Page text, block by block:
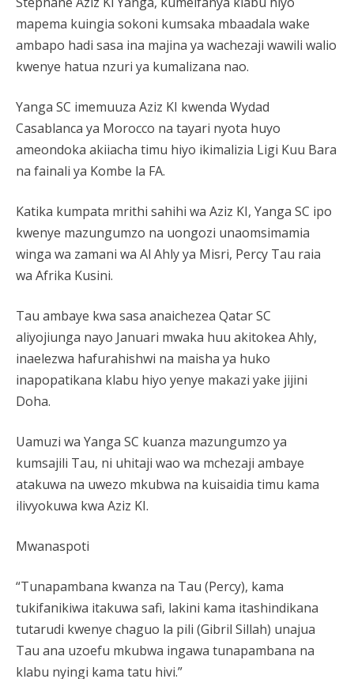
mapema kuingia sokoni kumsaka mbaadala wake
ambapo hadi sasa ina majina ya wachezaji wawili walio
kwenye hatua nzuri ya kumalizana nao.
Yanga SC imemuuza Aziz KI kwenda Wydad
Casablanca ya Morocco na tayari nyota huyo
ameondoka akiiacha timu hiyo ikimalizia Ligi Kuu Bara
na fainali ya Kombe la FA.
Katika kumpata mrithi sahihi wa Aziz KI, Yanga SC ipo
kwenye mazungumzo na uongozi unaomsimamia
winga wa zamani wa Al Ahly ya Misri, Percy Tau raia
wa Afrika Kusini.
Tau ambaye kwa sasa anaichezea Qatar SC
aliyojiunga nayo Januari mwaka huu akitokea Ahly,
inaelezwa hafurahishwi na maisha ya huko
inapopatikana klabu hiyo yenye makazi yake jijini
Doha.
Uamuzi wa Yanga SC kuanza mazungumzo ya
kumsajili Tau, ni uhitaji wao wa mchezaji ambaye
atakuwa na uwezo mkubwa na kuisaidia timu kama
ilivyokuwa kwa Aziz KI.
Mwanaspoti
“Tunapambana kwanza na Tau (Percy), kama
tukifanikiwa itakuwa safi, lakini kama itashindikana
tutarudi kwenye chaguo la pili (Gibril Sillah) unajua
Tau ana uzoefu mkubwa ingawa tunapambana na
klabu nyingi kama tatu hivi.”